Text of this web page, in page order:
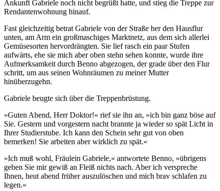
Ankunft Gabriele noch nicht begrüßt hatte, und stieg die Treppe zur
Rendantenwohnung hinauf.
Fast gleichzeitig betrat Gabriele von der Straße her den Hausflur
unten, am Arm ein großmaschiges Marktnetz, aus dem sich allerlei
Gemüsesorten hervordrängten. Sie lief rasch ein paar Stufen
aufwärts, ehe sie mich aber oben stehn sehen konnte, wurde ihre
Aufmerksamkeit durch Benno abgezogen, der grade über den Flur
schritt, um aus seinen Wohnräumen zu meiner Mutter
hinüberzugehn.
Gabriele beugte sich über die Treppenbrüstung.
»Guten Abend, Herr Doktor!« rief sie ihn an, »ich bin ganz böse auf
Sie. Gestern und vorgestern nacht brannte ja wieder so spät Licht in
Ihrer Studierstube. Ich kann den Schein sehr gut von oben
bemerken! Sie arbeiten aber wirklich zu spät.«
»Ich muß wohl, Fräulein Gabriele,« antwortete Benno, »übrigens
geben Sie mir gewiß an Fleiß nichts nach. Aber ich verspreche
Ihnen, heut abend früher auszulöschen und mich brav schlafen zu
legen.«